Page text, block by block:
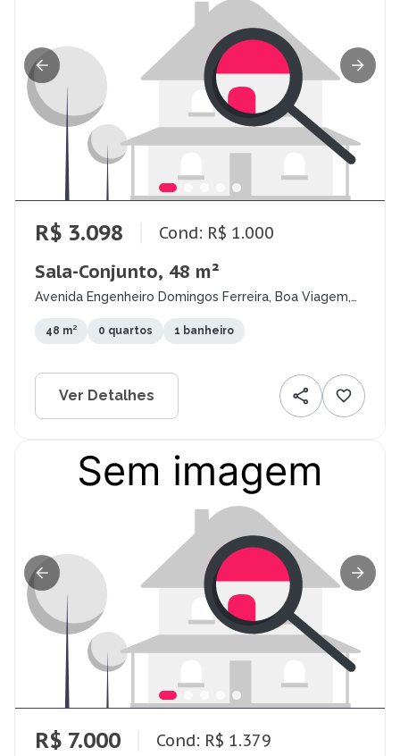
R$ 3.098 Cond: R$ 1.000
Sala-Conjunto, 48 m²
Avenida Engenheiro Domingos Ferreira, Boa Viagem,
48 m² 0 quartos 1 banheiro
Ver Detalhes
R$ 7.000 Cond: R$ 1.379